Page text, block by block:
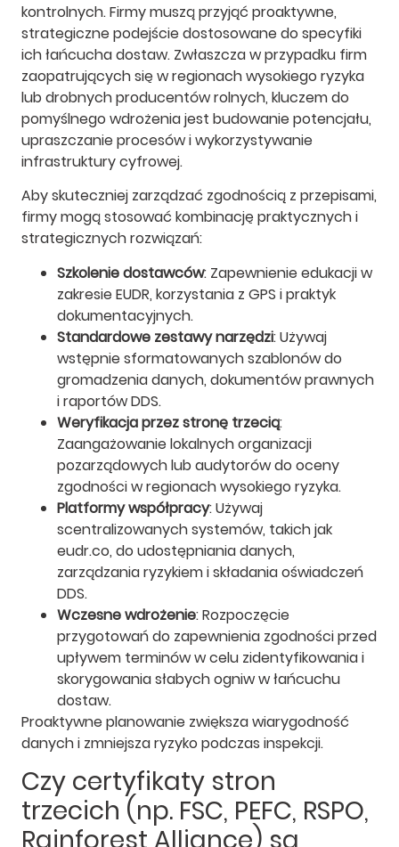
kontrolnych. Firmy muszą przyjąć proaktywne,
strategiczne podejście dostosowane do specyfiki
ich łańcucha dostaw. Zwłaszcza w przypadku firm
zaopatrujących się w regionach wysokiego ryzyka
lub drobnych producentów rolnych, kluczem do
pomyślnego wdrożenia jest budowanie potencjału,
upraszczanie procesów i wykorzystywanie
infrastruktury cyfrowej.
Aby skuteczniej zarządzać zgodnością z przepisami,
firmy mogą stosować kombinację praktycznych i
strategicznych rozwiązań:
Szkolenie dostawców: Zapewnienie edukacji w
zakresie EUDR, korzystania z GPS i praktyk
dokumentacyjnych.
Standardowe zestawy narzędzi: Używaj
wstępnie sformatowanych szablonów do
gromadzenia danych, dokumentów prawnych
i raportów DDS.
Weryfikacja przez stronę trzecią:
Zaangażowanie lokalnych organizacji
pozarządowych lub audytorów do oceny
zgodności w regionach wysokiego ryzyka.
Platformy współpracy: Używaj
scentralizowanych systemów, takich jak
eudr.co, do udostępniania danych,
zarządzania ryzykiem i składania oświadczeń
DDS.
Wczesne wdrożenie: Rozpoczęcie
przygotowań do zapewnienia zgodności przed
upływem terminów w celu zidentyfikowania i
skorygowania słabych ogniw w łańcuchu
dostaw.
Proaktywne planowanie zwiększa wiarygodność
danych i zmniejsza ryzyko podczas inspekcji.
Czy certyfikaty stron
trzecich (np. FSC, PEFC, RSPO,